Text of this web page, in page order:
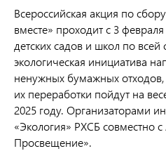
Всероссийская акция по
вместе» проходит с 3
детских садов и школ по всей
экологическая инициатива
ненужных бумажных отходов,
их переработки пойдут на
2025 году. Организаторами
«Экология» РХСБ совместно
Просвещение».